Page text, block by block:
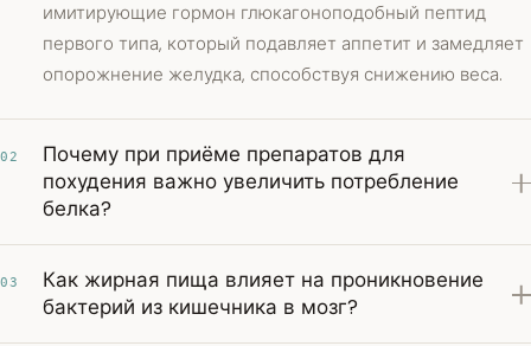
имитирующие гормон глюкагоноподобный пептид
первого типа, который подавляет аппетит и замедляет
опорожнение желудка, способствуя снижению веса.
02
Почему при приёме препаратов для
похудения важно увеличить потребление
белка?
03
Как жирная пища влияет на проникновение
бактерий из кишечника в мозг?